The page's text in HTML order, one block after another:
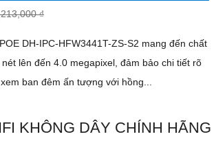
₫
DH-IPC-HFW3441T-ZS-S2 mang đến chất
lên đến 4.0 megapixel, đảm bảo chi tiết rõ
xem ban đêm ấn tượng với hồng...
KHÔNG DÂY CHÍNH HÃNG